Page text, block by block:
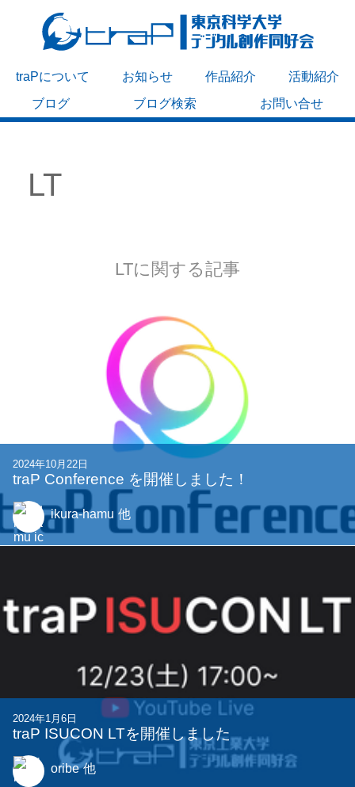
traPについて お知らせ 作品紹介
活動紹介
ブログ
ブログ検索 お問い合せ
LT
LTに関する記事
2024年10月22日
traP Conference を開催しました！
ikura-hamu 他
2024年1月6日
traP ISUCON LTを開催しました
oribe 他